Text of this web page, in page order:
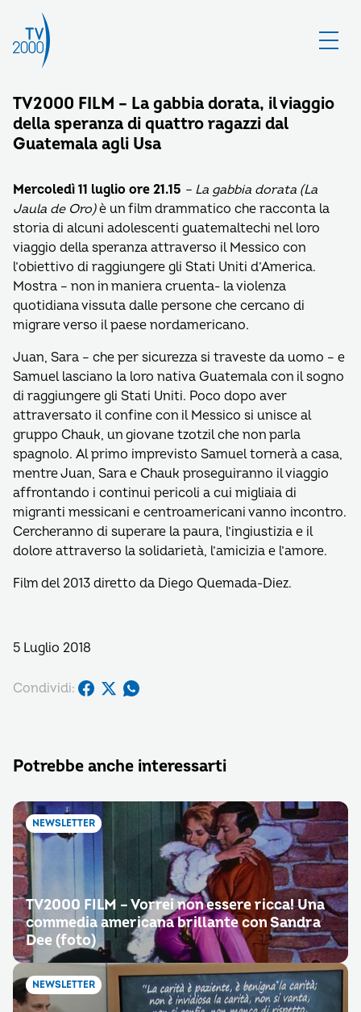
TV2000 FILM – La gabbia dorata, il viaggio
della speranza di quattro ragazzi dal
Guatemala agli Usa
Mercoledì 11 luglio ore 21.15 – La gabbia dorata (La
Jaula de Oro)è un film drammatico che racconta la
storia di alcuni adolescenti guatemaltechi nel loro
viaggio della speranza attraverso il Messico con
l’obiettivo di raggiungere gli Stati Uniti d’America.
Mostra – non in maniera cruenta- la violenza
quotidiana vissuta dalle persone che cercano di
migrare verso il paese nordamericano.
Juan, Sara – che per sicurezza si traveste da uomo – e
Samuel lasciano la loro nativa Guatemala con il sogno
di raggiungere gli Stati Uniti. Poco dopo aver
attraversato il confine con il Messico si unisce al
gruppo Chauk, un giovane tzotzil che non parla
spagnolo. Al primo imprevisto Samuel tornerà a casa,
mentre Juan, Sara e Chauk proseguiranno il viaggio
affrontando i continui pericoli a cui migliaia di
migranti messicani e centroamericani vanno incontro.
Cercheranno di superare la paura, l’ingiustizia e il
dolore attraverso la solidarietà, l’amicizia e l’amore.
Film del 2013 diretto da Diego Quemada-Diez.
5 Luglio 2018
Condividi:
Potrebbe anche interessarti
NEWSLETTER
TV2000 FILM – Vorrei non essere ricca! Una
commedia americana brillante con Sandra
Dee (foto)
NEWSLETTER